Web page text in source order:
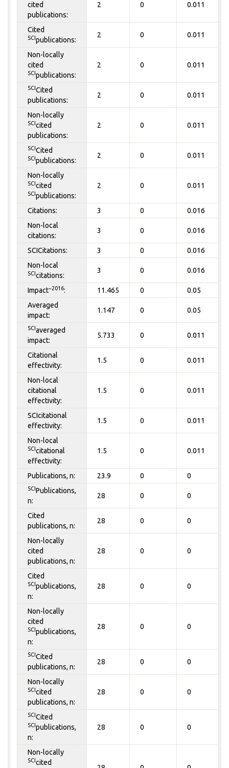
cited
publications:
2 0 0.011
Cited
SCIpublications:
2 0 0.011
Non-locally
cited
SCIpublications:
2 0 0.011
SCICited
publications:
2 0 0.011
Non-locally
SCIcited
publications:
2 0 0.011
SCICited
SCIpublications:
2 0 0.011
Non-locally
SCIcited
SCIpublications:
2 0 0.011
Citations: 3 0 0.016
Non-local
citations:
3 0 0.016
SCICitations: 3 0 0.016
Non-local
SCIcitations:
3 0 0.016
Impact~2016: 11.465 0 0.05
Averaged
impact:
1.147 0 0.05
SCIaveraged
impact:
5.733 0 0.011
Citational
effectivity:
1.5 0 0.011
Non-local
citational
effectivity:
1.5 0 0.011
SCIcitational
effectivity:
1.5 0 0.011
Non-local
SCIcitational
effectivity:
1.5 0 0.011
Publications, n: 23.9 0 0
SCIPublications,
n:
28 0 0
Cited
publications, n:
28 0 0
Non-locally
cited
publications, n:
28 0 0
Cited
SCIpublications,
n:
28 0 0
Non-locally
cited
SCIpublications,
n:
28 0 0
SCICited
publications, n:
28 0 0
Non-locally
SCIcited
publications, n:
28 0 0
SCICited
SCIpublications,
n:
28 0 0
Non-locally
SCIcited